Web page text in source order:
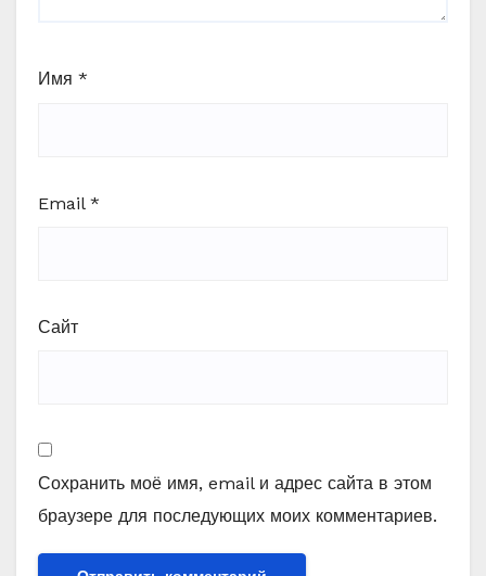
Имя *
Email *
Сайт
Сохранить моё имя, email и адрес сайта в этом
браузере для последующих моих комментариев.